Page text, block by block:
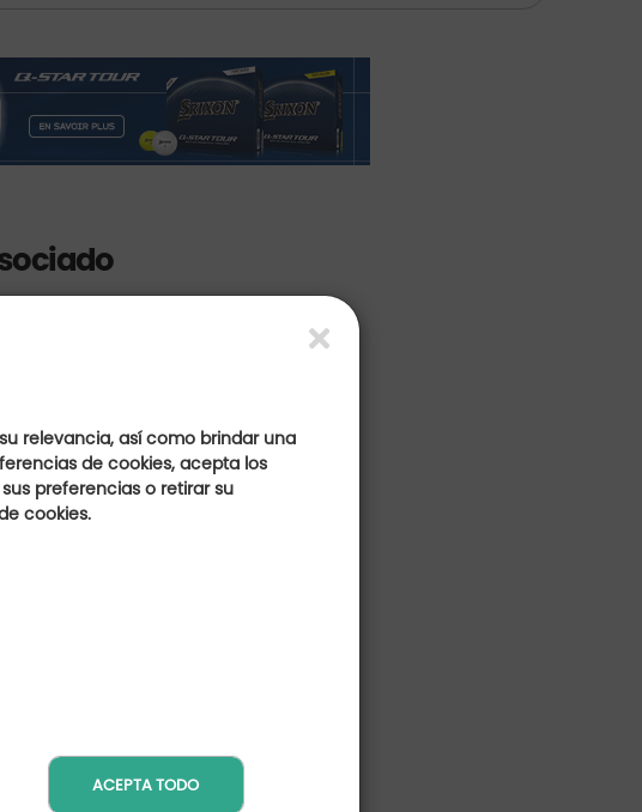
relevancia, así como brindar una
de cookies, acepta los
preferencias o retirar su
cookies.
ACEPTA TODO